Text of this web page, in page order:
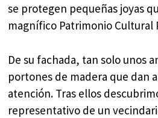
se protegen pequeñas joyas
magnífico Patrimonio Cultural
De su fachada, tan solo unos
portones de madera que dan
atención. Tras ellos
representativo de un